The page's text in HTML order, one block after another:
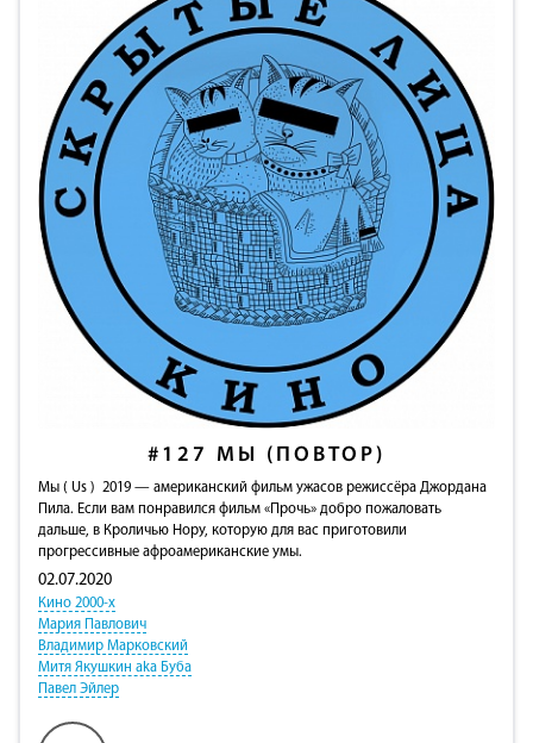
#127 МЫ (ПОВТОР)
Мы ( Us ) 2019 — американский фильм ужасов режиссёра Джордана
Пила. Если вам понравился фильм «Прочь» добро пожаловать
дальше, в Кроличью Нору, которую для вас приготовили
прогрессивные афроамериканские умы.
02.07.2020
Кино 2000-х
Мария Павлович
Владимир Марковский
Митя Якушкин aka Буба
Павел Эйлер